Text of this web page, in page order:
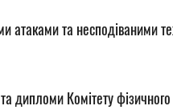
атаками та несподіваними
Комітету